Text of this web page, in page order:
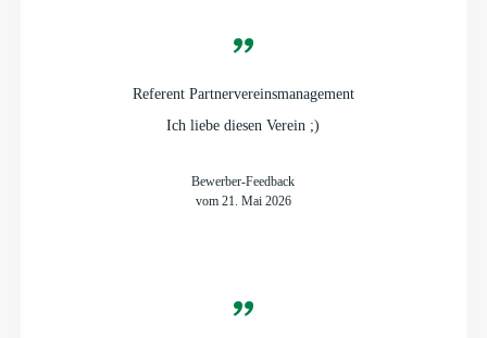
Referent Partnervereinsmanagement
Ich liebe diesen Verein ;)
Bewerber-Feedback
vom 21. Mai 2026